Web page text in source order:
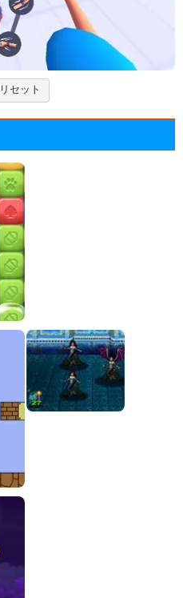
大化する穴が、街全体を吸い落
ごころを、...
ンゲリオン まごころを、君
セット